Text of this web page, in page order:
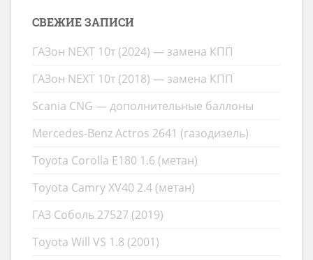
СВЕЖИЕ ЗАПИСИ
ГАЗон NEXT 10т (2024) — замена КПП
ГАЗон NEXT 10т (2018) — замена КПП
Scania CNG — дополнительные баллоны
Mercedes-Benz Actros 2641 (газодизель)
Toyota Corolla E180 1.6 (метан)
Toyota Camry XV40 2.4 (метан)
ГАЗ Соболь 27527 (2019)
Toyota Will VS 1.8 (2001)